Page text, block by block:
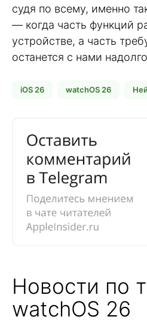
судя по всему, именно
— когда часть функций
устройстве, а часть
останется с нами
iOS 26 watchOS 26
Новости по
watchOS 26